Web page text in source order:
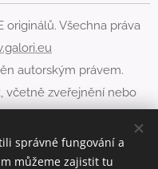
originálů. Všechna práva
autorským právem.
včetně zveřejnění nebo
správné fungování a
můžeme zajistit tu